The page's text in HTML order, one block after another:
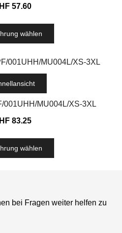
57.60
wählen
001UHH/MU004L/XS-3XL
83.25
wählen
bei Fragen weiter helfen zu